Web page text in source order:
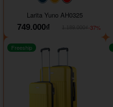
#093f69#ffa500
Larita Yuno AH0325
749.000₫
-37%
Freeship